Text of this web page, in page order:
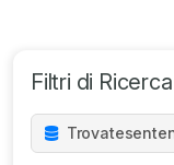
Filtri di Ricerca
Trovate